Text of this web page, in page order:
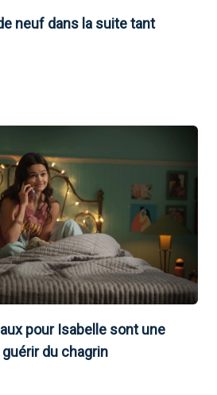
neuf dans la suite tant
pour Isabelle sont une
guérir du chagrin